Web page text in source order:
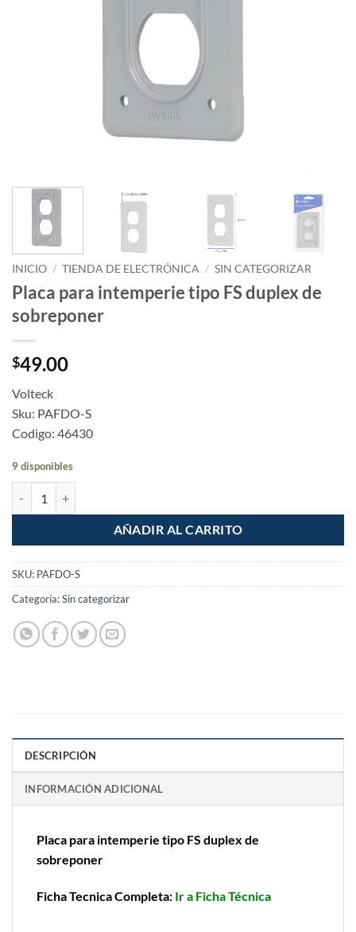
INICIO / TIENDA DE ELECTRÓNICA / SIN CATEGORIZAR
Placa para intemperie tipo FS duplex de
sobreponer
$49.00
Volteck
Sku: PAFDO-S
Codigo: 46430
9 disponibles
AÑADIR AL CARRITO
SKU: PAFDO-S
Categoría:Sin categorizar
DESCRIPCIÓN
INFORMACIÓN ADICIONAL
Placa para intemperie tipo FS duplex de
sobreponer
Ficha Tecnica Completa: Ir a Ficha Técnica